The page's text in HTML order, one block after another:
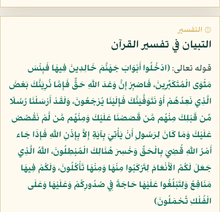
۞ التفسير
التبيان في تفسير القرآن
قوله تعالى:﴿ادْخُلُوا أَبْوَابَ جَهَنَّمَ خَالِدِينَ فِيهَا فَبِئْسَ
مَثْوَى الْمُتَكَبِّرِينَ، فَاصْبِرْ إِنَّ وَعْدَ اللَّهِ حَقٌّ فَإِمَّا نُرِيَنَّكَ بَعْضَ
الَّذِي نَعِدُهُمْ أَوْ نَتَوَفَّيَنَّكَ فَإِلَيْنَا يُرْجَعُونَ، وَلَقَدْ أَرْسَلْنَا رُسُلًا
مِّن قَبْلِكَ مِنْهُم مَّن قَصَصْنَا عَلَيْكَ وَمِنْهُم مَّن لَّمْ نَقْصُصْ
عَلَيْكَ وَمَا كَانَ لِرَسُولٍ أَنْ يَأْتِيَ بِآيَةٍ إِلاَّ بِإِذْنِ اللَّهِ فَإِذَا جَاء
أَمْرُ اللَّهِ قُضِيَ بِالْحَقِّ وَخَسِرَ هُنَالِكَ الْمُبْطِلُونَ، اللَّهُ الَّذِي
جَعَلَ لَكُمُ الْأَنْعَامَ لِتَرْكَبُوا مِنْهَا وَمِنْهَا تَأْكُلُونَ، وَلَكُمْ فِيهَا
مَنَافِعُ وَلِتَبْلُغُوا عَلَيْهَا حَاجَةً فِي صُدُورِكُمْ وَعَلَيْهَا وَعَلَى
الْفُلْكِ تُحْمَلُونَ﴾